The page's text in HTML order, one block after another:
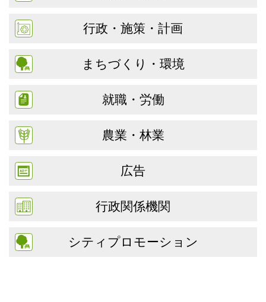
行政・施策・計画
まちづくり・環境
就職・労働
農業・林業
広告
行政関係機関
シティプロモーション